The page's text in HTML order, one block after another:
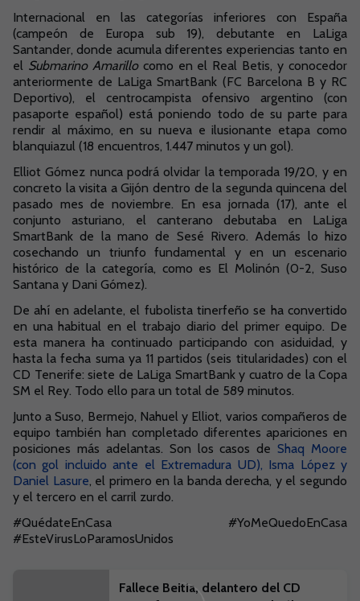
Internacional en las categorías inferiores con España
(campeón de Europa sub 19), debutante en LaLiga
Santander, donde acumula diferentes experiencias tanto en
el Submarino Amarillocomo en el Real Betis, y conocedor
anteriormente de LaLiga SmartBank (FC Barcelona B y RC
Deportivo), el centrocampista ofensivo argentino (con
pasaporte español) está poniendo todo de su parte para
rendir al máximo, en su nueva e ilusionante etapa como
blanquiazul (18 encuentros, 1.447 minutos y un gol).
Elliot Gómez nunca podrá olvidar la temporada 19/20, y en
concreto la visita a Gijón dentro de la segunda quincena del
pasado mes de noviembre. En esa jornada (17), ante el
conjunto asturiano, el canterano debutaba en LaLiga
SmartBank de la mano de Sesé Rivero. Además lo hizo
cosechando un triunfo fundamental y en un escenario
histórico de la categoría, como es El Molinón (0-2, Suso
Santana y Dani Gómez).
De ahí en adelante, el fubolista tinerfeño se ha convertido
en una habitual en el trabajo diario del primer equipo. De
esta manera ha continuado participando con asiduidad, y
hasta la fecha suma ya 11 partidos (seis titularidades) con el
CD Tenerife: siete de LaLiga SmartBank y cuatro de la Copa
SM el Rey. Todo ello para un total de 589 minutos.
Junto a Suso, Bermejo, Nahuel y Elliot, varios compañeros de
equipo también han completado diferentes apariciones en
posiciones más adelantas. Son los casos deShaq Moore
(con gol incluido ante el Extremadura UD), Isma López y
Daniel Lasure, el primero en la banda derecha, y el segundo
y el tercero en el carril zurdo.
#QuédateEnCasa #YoMeQuedoEnCasa
#EsteVirusLoParamosUnidos
Fallece Beitia, delantero del CD